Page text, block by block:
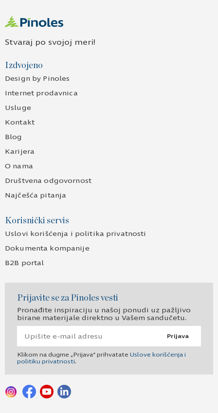
Stvaraj po svojoj meri!
Izdvojeno
Design by Pinoles
Internet prodavnica
Usluge
Kontakt
Blog
Karijera
O nama
Društvena odgovornost
Najčešća pitanja
Korisnički servis
Uslovi korišćenja i politika privatnosti
Dokumenta kompanije
B2B portal
Prijavite se za Pinoles vesti
Pronađite inspiraciju u našoj ponudi uz pažljivo
birane materijale direktno u Vašem sandučetu.
Prijava
Klikom na dugme „Prijava“ prihvatate Uslove korišćenja i
politiku privatnosti.